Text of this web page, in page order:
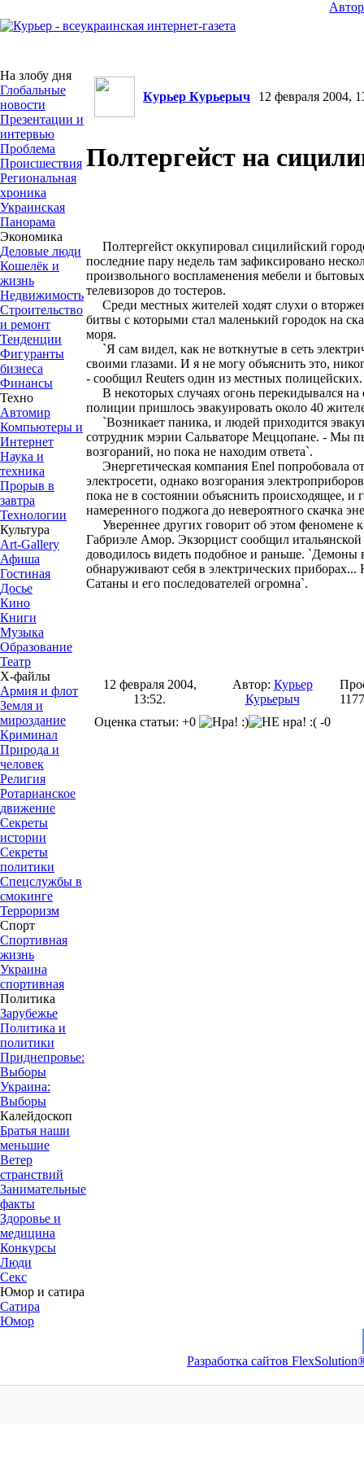
На злобу дня
Глобальные
новости
Презентации и
интервью
Проблема
Происшествия
Региональная
хроника
Украинская
Панорама
Экономика
Деловые люди
Кошелёк и
жизнь
Недвижимость
Строительство
и ремонт
Тенденции
Фигуранты
бизнеса
Финансы
Техно
Автомир
Компьютеры и
Интернет
Наука и
техника
Прорыв в
завтра
Технологии
Культура
Art-Gallery
Афиша
Гостиная
Досье
Кино
Книги
Музыка
Образование
Театр
Х-файлы
Армия и флот
Земля и
мироздание
Криминал
Природа и
человек
Религия
Ротарианское
движение
Секреты
истории
Секреты
политики
Спецслужбы в
смокинге
Терроризм
Спорт
Спортивная
жизнь
Украина
спортивная
Политика
Зарубежье
Политика и
политики
Приднепровье:
Выборы
Украина:
Выборы
Калейдоскоп
Братья наши
меньшие
Ветер
странствий
Занимательные
факты
Здоровье и
медицина
Конкурсы
Люди
Секс
Юмор и сатира
Сатира
Юмор
Курьер Курьерыч 12 февраля 2004,
Полтергейст на
Полтергейст оккупировал сицилийский
последние пару недель там зафиксировано
произвольного воспламенения мебели и
телевизоров до тостеров.
Среди местных жителей ходят слухи о
битвы с которыми стал маленький городок на
моря.
`Я сам видел, как не воткнутые в сеть
своими глазами. И я не могу объяснить это,
- сообщил Reuters один из местных полицейских.
В некоторых случаях огонь перекидывался
полиции пришлось эвакуировать около 40
`Возникает паника, и людей приходится
сотрудник мэрии Сальваторе Меццопане. - Мы
возгораний, но пока не находим ответа`.
Энергетическая компания Enel попробовала
электросети, однако возгорания
пока не в состоянии объяснить происходящее, и
намеренного поджога до невероятного скачка
Увереннее других говорит об этом феномене
Габриэле Амор. Экзорцист сообщил итальянской
доводилось видеть подобное и раньше. `Демоны
обнаруживают себя в электрических приборах...
Сатаны и его последователей огромна`.
12 февраля 2004,
13:52.
Автор: Курьер
Курьерыч
1177
Оценка статьи: +0
-0
Разработка сайтов